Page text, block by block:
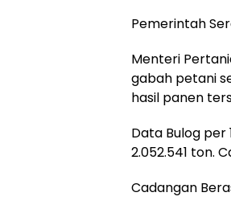
Pemerintah
Menteri
gabah petani
hasil panen
Data Bulog per
2.052.541 ton.
Cadangan